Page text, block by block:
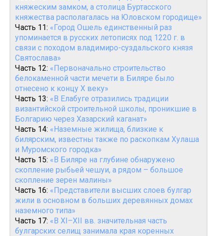
княжеским замком, а столица Буртасского
княжества располагалась на Юловском городище»
Часть 11: «Город Ошель единственный раз
упоминается в русских летописях под 1220 г. в
связи с походом владимиро-суздальского князя
Святослава»
Часть 12: «Первоначально строительство
белокаменной части мечети в Биляре было
отнесено к концу X веку»
Часть 13: «В Елабуге отразились традиции
византийской строительной школы, проникшие в
Болгарию через Хазарский каганат»
Часть 14: «Наземные жилища, близкие к
билярским, известны также по раскопкам Хулаша
и Муромского городка»
Часть 15: «В Биляре на глубине обнаружено
скопление рыбьей чешуи, а рядом – большое
скопление зерен малины»
Часть 16: «Представители высших слоев булгар
жили в основном в больших деревянных домах
наземного типа»
Часть 17: «В XI–XII вв. значительная часть
булгарских селищ занимала края коренных